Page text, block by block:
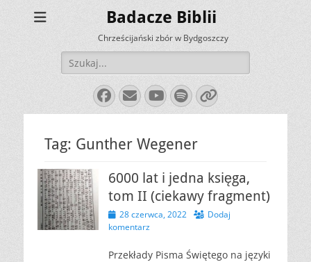
Badacze Biblii
Chrześcijański zbór w Bydgoszczy
Szukaj:
Facebook
E-
mail
YouTube
Spotify
Link
Tag: Gunther Wegener
6000 lat i jedna księga,
tom II (ciekawy fragment)
Opublikowano
28 czerwca, 2022
Dodaj
komentarz
Przekłady Pisma Świętego na języki